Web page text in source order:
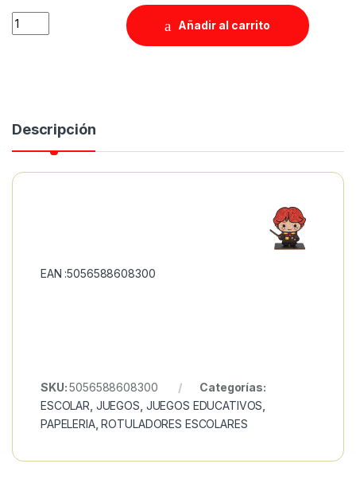
Quantity
Añadir al carrito
Descripción
EAN :5056588608300
SKU:5056588608300
Categorías:
ESCOLAR JUEGOS JUEGOS EDUCATIVOS
PAPELERIA,ROTULADORES ESCOLARES